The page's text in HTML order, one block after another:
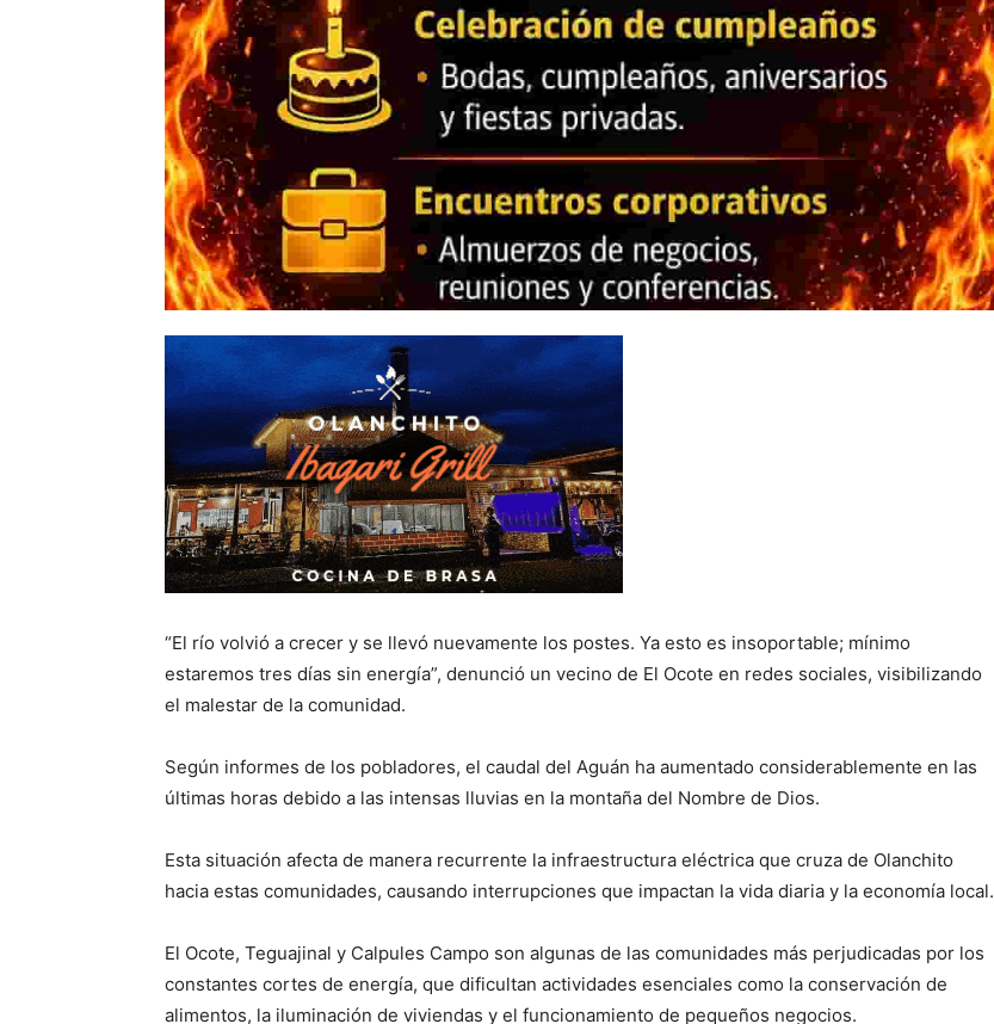
“El río volvió a crecer y se llevó nuevamente los postes. Ya esto es insoportable; mínimo
estaremos tres días sin energía”, denunció un vecino de El Ocote en redes sociales, visibilizando
el malestar de la comunidad.
Según informes de los pobladores, el caudal del Aguán ha aumentado considerablemente en las
últimas horas debido a las intensas lluvias en la montaña del Nombre de Dios.
Esta situación afecta de manera recurrente la infraestructura eléctrica que cruza de Olanchito
hacia estas comunidades, causando interrupciones que impactan la vida diaria y la economía local.
El Ocote, Teguajinal y Calpules Campo son algunas de las comunidades más perjudicadas por los
constantes cortes de energía, que dificultan actividades esenciales como la conservación de
alimentos, la iluminación de viviendas y el funcionamiento de pequeños negocios.